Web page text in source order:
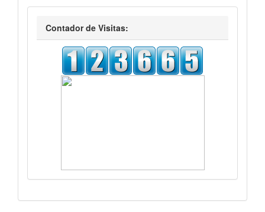
visitas
Contador de Visitas: